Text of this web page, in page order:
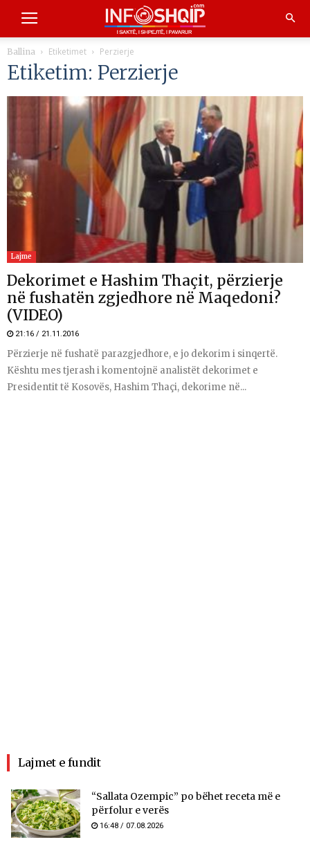
Ballina Etiketimet Perzierje
Etiketim: Perzierje
Lajme
Dekorimet e Hashim Thaçit, përzierje
në fushatën zgjedhore në Maqedoni?
(VIDEO)
21:16 / 21.11.2016
Përzierje në fushatë parazgjedhore, e jo dekorim i sinqertë.
Kështu mes tjerash i komentojnë analistët dekorimet e
Presidentit të Kosovës, Hashim Thaçi, dekorime në...
Lajmet e fundit
“Sallata Ozempic” po bëhet receta më e
përfolur e verës
16:48 / 07.08.2026